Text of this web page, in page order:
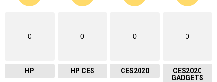
0
HP
0
HP CES
0
CES2020
0
CES2020
GADGETS